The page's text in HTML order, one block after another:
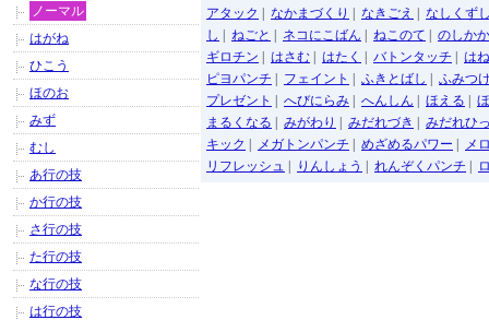
アタック
なかまづくり なきごえ
なしくず
し
ねごと ネコにこばん ねこのて
のしか
ギロチン
はさむ はたく バトンタッチ
は
ピヨパンチ
フェイント ふきとばし
ふみつ
プレゼント
へびにらみ へんしん ほえる
まるくなる
みがわり みだれづき
みだれひ
キック
メガトンパンチ めざめるパワー
メ
リフレッシュ
りんしょう れんぞくパンチ
ノーマル
はがね
ひこう
ほのお
みず
むし
あ行の技
か行の技
さ行の技
た行の技
な行の技
は行の技